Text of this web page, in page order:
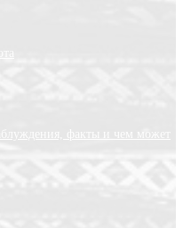
факты и чем может